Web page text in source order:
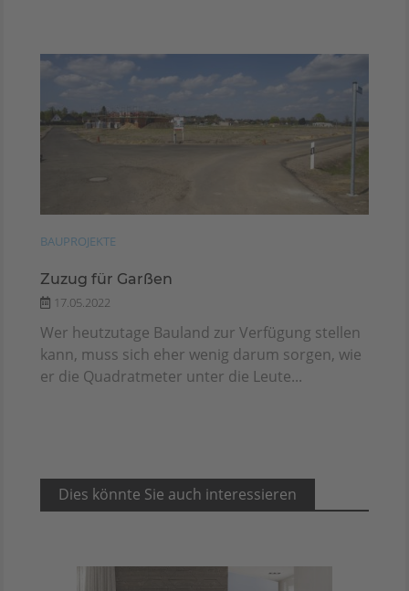
BAUPROJEKTE
Zuzug für Garßen
17.05.2022
Wer heutzutage Bauland zur Verfügung stellen
kann, muss sich eher wenig darum sorgen, wie
er die Quadratmeter unter die Leute...
Dies könnte Sie auch interessieren